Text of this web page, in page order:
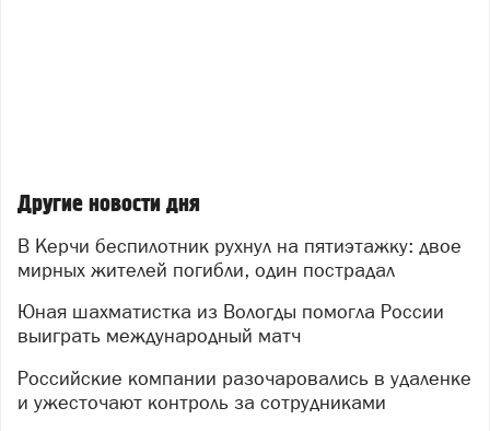
Другие новости дня
В Керчи беспилотник рухнул на пятиэтажку: двое
мирных жителей погибли, один пострадал
Юная шахматистка из Вологды помогла России
выиграть международный матч
Российские компании разочаровались в удаленке
и ужесточают контроль за сотрудниками